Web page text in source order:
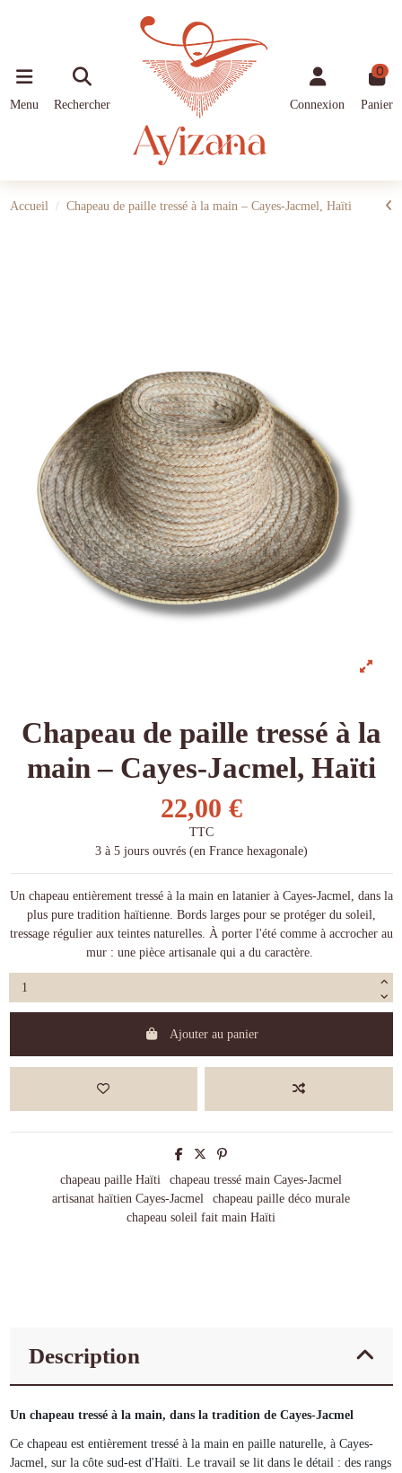
Menu Rechercher Connexion
0
Panier
Accueil Chapeau de paille tressé à la main – Cayes-Jacmel, Haïti
Chapeau de paille tressé à la
main – Cayes-Jacmel, Haïti
22,00 €
TTC
3 à 5 jours ouvrés (en France hexagonale)
Un chapeau entièrement tressé à la main en latanier à Cayes-Jacmel, dans la
plus pure tradition haïtienne. Bords larges pour se protéger du soleil,
tressage régulier aux teintes naturelles. À porter l'été comme à accrocher au
mur : une pièce artisanale qui a du caractère.
Ajouter au panier
chapeau paille Haïti
chapeau tressé main Cayes-Jacmel
artisanat haïtien Cayes-Jacmel
chapeau paille déco murale
chapeau soleil fait main Haïti
Description
Un chapeau tressé à la main, dans la tradition de Cayes-Jacmel
Ce chapeau est entièrement tressé à la main en paille naturelle, à Cayes-
Jacmel, sur la côte sud-est d'Haïti. Le travail se lit dans le détail : des rangs